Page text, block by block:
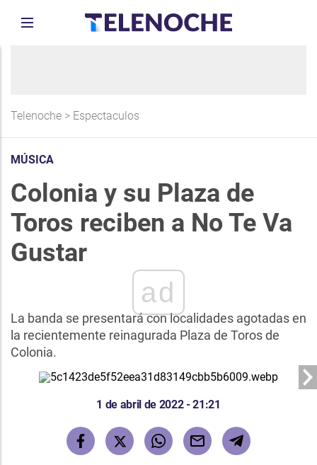
Telenoche > Espectaculos
MÚSICA
Colonia y su Plaza de
Toros reciben a No Te Va
Gustar
ad
La banda se presentará con localidades agotadas en
la recientemente reinagurada Plaza de Toros de
Colonia.
1 de abril de 2022 - 21:21